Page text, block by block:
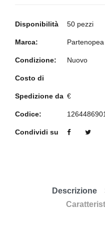
Disponibilità 50 pezzi
Marca: Partenopea
Condizione: Nuovo
Costo di
Spedizione da €
Codice:
Condividi su
Descrizione